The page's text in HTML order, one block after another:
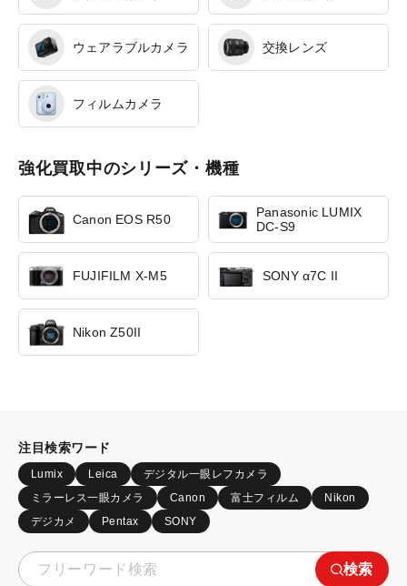
ウェアラブルカメラ 交換レンズ
フィルムカメラ
強化買取中のシリーズ・機種
Canon EOS R50
Panasonic LUMIX
DC-S9
FUJIFILM X-M5 SONY α7C II
Nikon Z50II
注目検索ワード
Lumix Leica
デジタル一眼レフカメラ
ミラーレス一眼カメラ
Canon 富士フィルム
Nikon
デジカメ
Pentax SONY
検索